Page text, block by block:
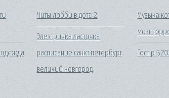
Читы лобби в дота 2
Электричка ласточка
расписание санкт петербург
великий новгород
Музыка
мозг
Гост р